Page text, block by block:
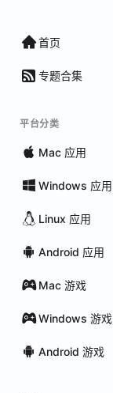
首页
专题合集
平台分类
Mac 应用
Windows 应用
Linux 应用
Android 应用
Mac 游戏
Windows 游戏
Android 游戏